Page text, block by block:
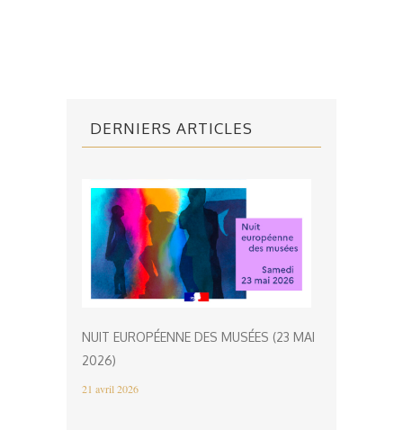
DERNIERS ARTICLES
NUIT EUROPÉENNE DES MUSÉES (23 MAI
2026)
21 avril 2026